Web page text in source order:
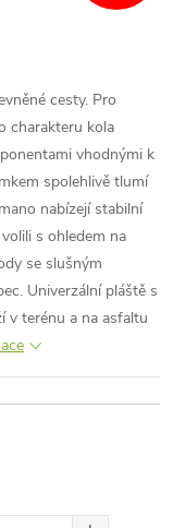
cesty. Pro
charakteru kola
vhodnými k
spolehlivě tlumí
nabízejí stabilní
s ohledem na
se slušným
Univerzální pláště s
v terénu a na asfaltu